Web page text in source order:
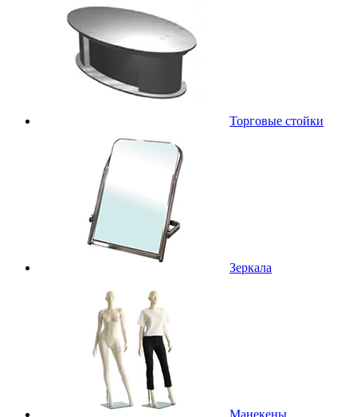
Торговые стойки
Зеркала
Манекены